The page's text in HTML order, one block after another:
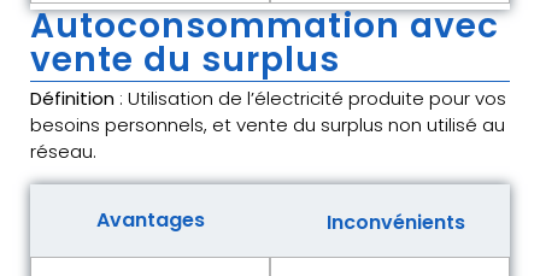
Autoconsommation avec
vente du surplus
Définition : Utilisation de l’électricité produite pour vos
besoins personnels, et vente du surplus non utilisé au
réseau.
Avantages Inconvénients